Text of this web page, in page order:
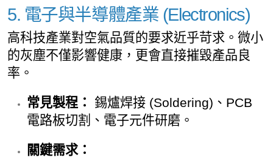
5. 電子與半導體產業 (Electronics)
高科技產業對空氣品質的要求近乎苛求。微小
的灰塵不僅影響健康，更會直接摧毀產品良
率。
常見製程：
錫爐焊接 (Soldering)、PCB
電路板切割、電子元件研磨。
關鍵需求：